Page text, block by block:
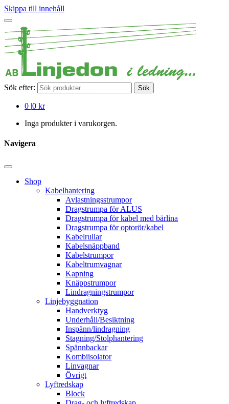
Skippa till innehåll
Sök efter: Sök
0 |0 kr
Inga produkter i varukorgen.
Navigera
Shop
Kabelhantering
Avlastningsstrumpor
Dragstrumpa för ALUS
Dragstrumpa för kabel med bärlina
Dragstrumpa för optorör/kabel
Kabelrullar
Kabelsnäppband
Kabelstrumpor
Kabeltrumvagnar
Kapning
Knäppstrumpor
Lindragningstrumpor
Linjebyggnation
Handverktyg
Underhåll/Besiktning
Inspänn/lindragning
Stagning/Stolphantering
Spännbackar
Kombiisolator
Linvagnar
Övrigt
Lyftredskap
Block